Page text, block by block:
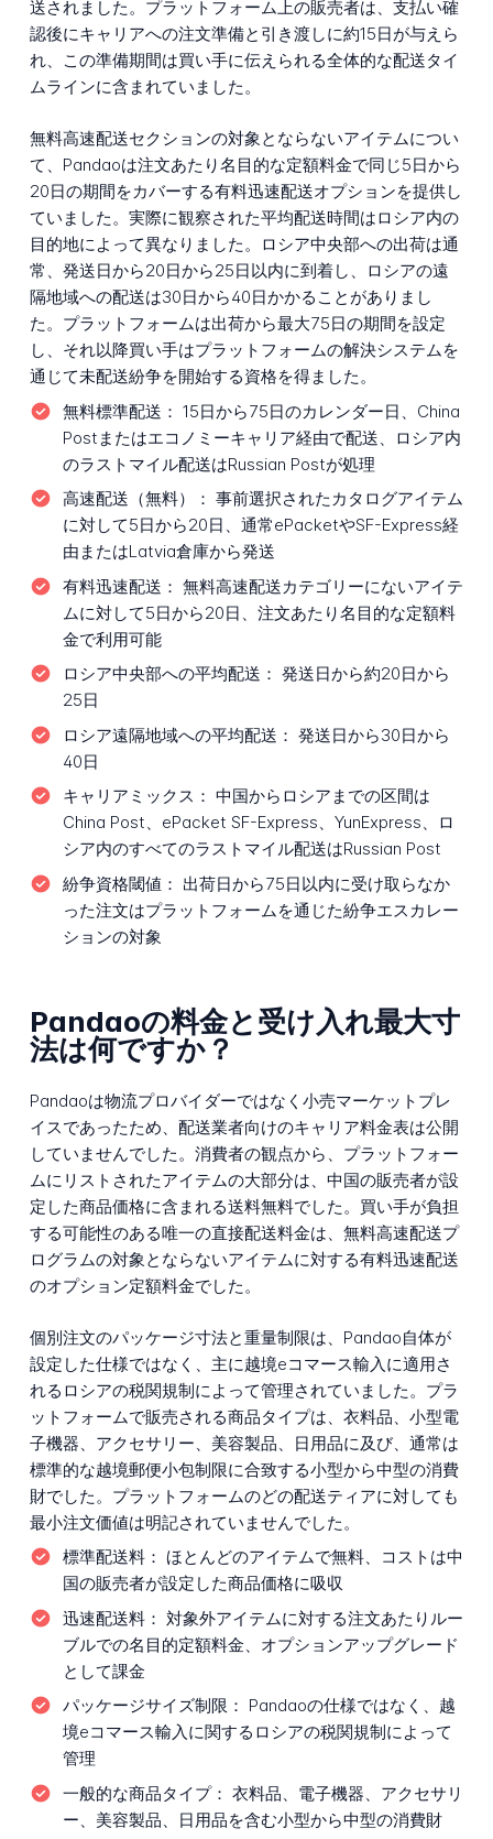
送されました。プラットフォーム上の販売者は、支払い確
認後にキャリアへの注文準備と引き渡しに約15日が与えら
れ、この準備期間は買い手に伝えられる全体的な配送タイ
ムラインに含まれていました。
無料高速配送セクションの対象とならないアイテムについ
て、Pandaoは注文あたり名目的な定額料金で同じ5日から
20日の期間をカバーする有料迅速配送オプションを提供し
ていました。実際に観察された平均配送時間はロシア内の
目的地によって異なりました。ロシア中央部への出荷は通
常、発送日から20日から25日以内に到着し、ロシアの遠
隔地域への配送は30日から40日かかることがありまし
た。プラットフォームは出荷から最大75日の期間を設定
し、それ以降買い手はプラットフォームの解決システムを
通じて未配送紛争を開始する資格を得ました。
無料標準配送： 15日から75日のカレンダー日、China
Postまたはエコノミーキャリア経由で配送、ロシア内
のラストマイル配送はRussian Postが処理
高速配送（無料）： 事前選択されたカタログアイテム
に対して5日から20日、通常ePacketやSF-Express経
由またはLatvia倉庫から発送
有料迅速配送： 無料高速配送カテゴリーにないアイテ
ムに対して5日から20日、注文あたり名目的な定額料
金で利用可能
ロシア中央部への平均配送： 発送日から約20日から
25日
ロシア遠隔地域への平均配送： 発送日から30日から
40日
キャリアミックス： 中国からロシアまでの区間は
China Post、ePacket SF-Express、YunExpress、ロ
シア内のすべてのラストマイル配送はRussian Post
紛争資格閾値： 出荷日から75日以内に受け取らなか
った注文はプラットフォームを通じた紛争エスカレー
ションの対象
Pandaoの料金と受け入れ最大寸
法は何ですか？
Pandaoは物流プロバイダーではなく小売マーケットプレ
イスであったため、配送業者向けのキャリア料金表は公開
していませんでした。消費者の観点から、プラットフォー
ムにリストされたアイテムの大部分は、中国の販売者が設
定した商品価格に含まれる送料無料でした。買い手が負担
する可能性のある唯一の直接配送料金は、無料高速配送プ
ログラムの対象とならないアイテムに対する有料迅速配送
のオプション定額料金でした。
個別注文のパッケージ寸法と重量制限は、Pandao自体が
設定した仕様ではなく、主に越境eコマース輸入に適用さ
れるロシアの税関規制によって管理されていました。プラ
ットフォームで販売される商品タイプは、衣料品、小型電
子機器、アクセサリー、美容製品、日用品に及び、通常は
標準的な越境郵便小包制限に合致する小型から中型の消費
財でした。プラットフォームのどの配送ティアに対しても
最小注文価値は明記されていませんでした。
標準配送料： ほとんどのアイテムで無料、コストは中
国の販売者が設定した商品価格に吸収
迅速配送料： 対象外アイテムに対する注文あたりルー
ブルでの名目的定額料金、オプションアップグレード
として課金
パッケージサイズ制限： Pandaoの仕様ではなく、越
境eコマース輸入に関するロシアの税関規制によって
管理
一般的な商品タイプ： 衣料品、電子機器、アクセサリ
ー、美容製品、日用品を含む小型から中型の消費財